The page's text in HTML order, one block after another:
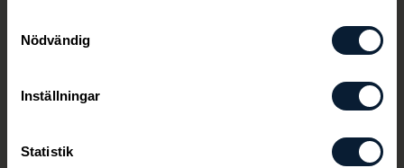
Nödvändig
Inställningar
Statistik